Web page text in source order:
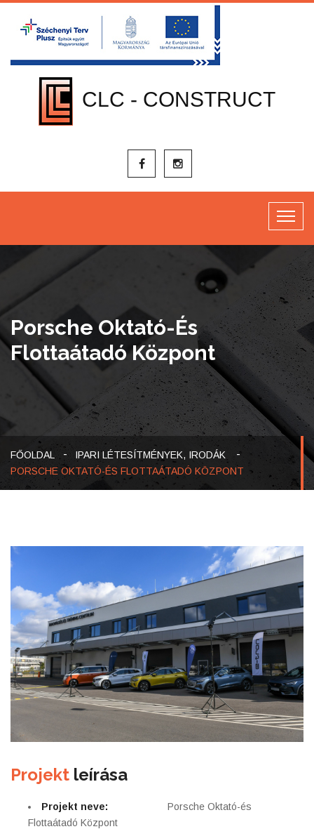
CLC - CONSTRUCT
Porsche Oktató-És
Flottaátadó Központ
FŐOLDAL IPARI LÉTESÍTMÉNYEK, IRODÁK -
PORSCHE OKTATÓ-ÉS FLOTTAÁTADÓ KÖZPONT
Projekt leírása
Projekt neve:
Porsche Oktató-és
Flottaátadó Központ